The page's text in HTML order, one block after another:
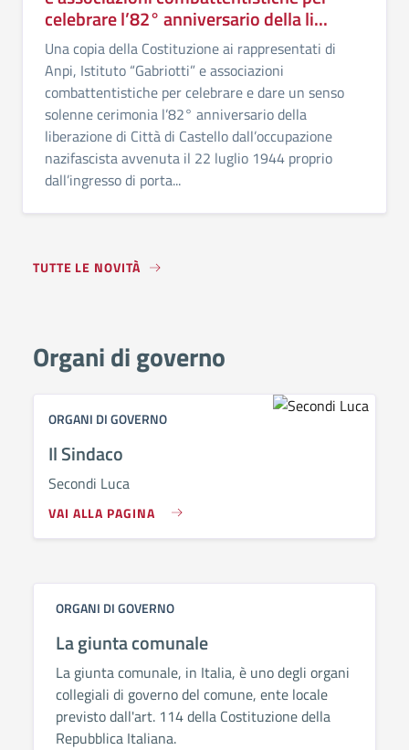
celebrare l’82° anniversario della li...
Una copia della Costituzione ai rappresentati di
Anpi, Istituto “Gabriotti” e associazioni
combattentistiche per celebrare e dare un senso
solenne cerimonia l’82° anniversario della
liberazione di Città di Castello dall’occupazione
nazifascista avvenuta il 22 luglio 1944 proprio
dall’ingresso di porta...
TUTTE LE NOVITÀ
Organi di governo
ORGANI DI GOVERNO
Il Sindaco
Secondi Luca
VAI ALLA PAGINA
ORGANI DI GOVERNO
La giunta comunale
La giunta comunale, in Italia, è uno degli organi
collegiali di governo del comune, ente locale
previsto dall'art. 114 della Costituzione della
Repubblica Italiana.